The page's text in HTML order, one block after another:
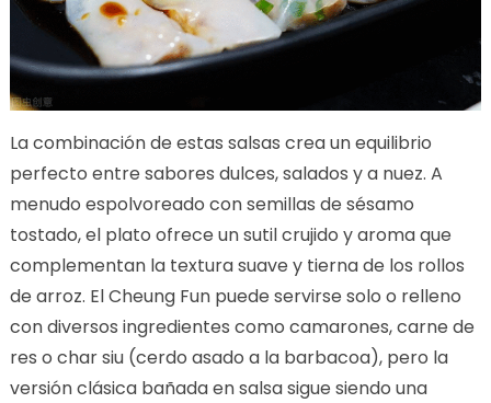
La combinación de estas salsas crea un equilibrio
perfecto entre sabores dulces, salados y a nuez. A
menudo espolvoreado con semillas de sésamo
tostado, el plato ofrece un sutil crujido y aroma que
complementan la textura suave y tierna de los rollos
de arroz. El Cheung Fun puede servirse solo o relleno
con diversos ingredientes como camarones, carne de
res o char siu (cerdo asado a la barbacoa), pero la
versión clásica bañada en salsa sigue siendo una